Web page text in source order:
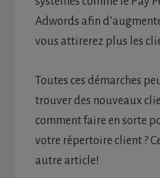
Adwords afin
vous attirerez plus les
Toutes ces démarches
trouver des nouveaux
comment faire en sorte
votre répertoire client ?
autre article!